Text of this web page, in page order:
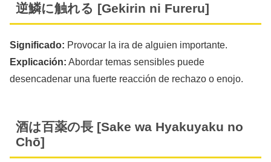
逆鱗に触れる [Gekirin ni Fureru]
Significado: Provocar la ira de alguien importante.
Explicación: Abordar temas sensibles puede
desencadenar una fuerte reacción de rechazo o enojo.
酒は百薬の長 [Sake wa Hyakuyaku no
Chō]